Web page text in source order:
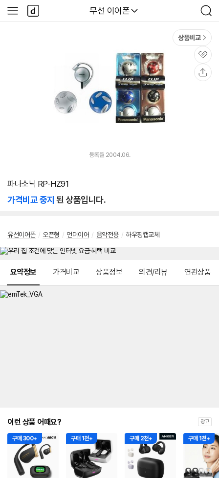
다나와
무선 이어폰
검
색
사
이
다
나
와
상품비교
관
심
등록월 2004.06.
파나소닉 RP-HZ91
가격비교 중지 된 상품입니다.
유선이어폰 / 오픈형 / 언더이어 / 음악전용 / 하우징캡교체
요약정보 가격비교 상품정보 의견/리뷰 연관상품
이런 상품 어때요? 광고
구매 300+ 구매 1천+ 구매 2천+ 구매 1천+